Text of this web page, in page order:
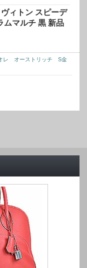
ヴィトン スピーデ
ムマルチ 黒 新品
レ オーストリッチ S金